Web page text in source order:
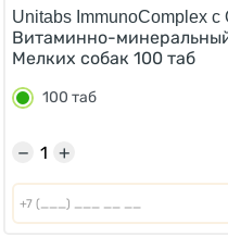
Unitabs ImmunoComplex с
Витаминно-
Мелких собак 100 таб
100 таб
+
−